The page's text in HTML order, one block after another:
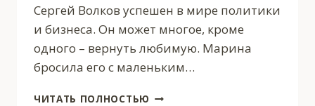
Сергей Волков успешен в мире политики
и бизнеса. Он может многое, кроме
одного – вернуть любимую. Марина
бросила его с маленьким…
ЧИТАТЬ ПОЛНОСТЬЮ ЛОВУШКА